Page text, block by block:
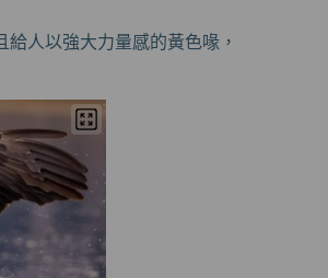
人以強大力量感的黃色喙，